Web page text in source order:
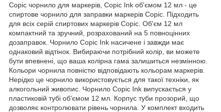
Copic чорнило для маркерів, Copic Ink об'ємом 12 мл - це
спиртове чорнило для заправки маркерів Copic. Підходить
для всіх серій спиртових маркерів Copic. Об'єм 12 мл
компактний та зручний, розрахований на 5 повноцінних
дозаправок. Чорнило Copic Ink насичене і завжди має
однаковий відтінок. Вибираючи потрібний колір, ви можете
бути впевнені, що ваша колірна гама залишиться незмінною.
Кольори чорнила повністю відповідають кольорам маркерів.
Нерідко це чорнило використовується для такої техніки, як
алкогольний живопис. Чорнило Copic Ink випускається у
пластиковій тубі об'ємом 12 мл. Корпус туби прозорий, що
дозволяє контролювати рівень чорнила. У комплект входить